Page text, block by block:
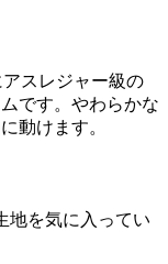
スレジャー級の
です。やわらかな
動けます。
地を気に入ってい